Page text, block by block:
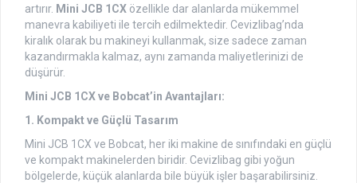
artırır. Mini JCB 1CX özellikle dar alanlarda mükemmel
manevra kabiliyeti ile tercih edilmektedir. Cevizlibag’nda
kiralık olarak bu makineyi kullanmak, size sadece zaman
kazandırmakla kalmaz, aynı zamanda maliyetlerinizi de
düşürür.
Mini JCB 1CX ve Bobcat’in Avantajları:
1. Kompakt ve Güçlü Tasarım
Mini JCB 1CX ve Bobcat, her iki makine de sınıfındaki en güçlü
ve kompakt makinelerden biridir. Cevizlibag gibi yoğun
bölgelerde, küçük alanlarda bile büyük işler başarabilirsiniz.